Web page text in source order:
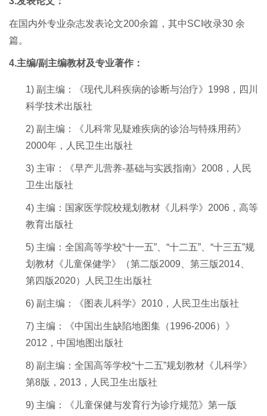
在国内外专业杂志发表论文200余篇，其中SCI收录30 余
篇。
4.主编/副主编教材及专业著作：
1) 副主编：《现代儿科疾病的诊断与治疗》1998 ，四川
科学技术出版社
2) 副主编：《儿科常见疑难疾病的诊治与特殊用药》
2000年，人民卫生出版社
3) 主审：《早产儿营养-基础与实践指南》2008 ，人民
卫生出版社
4) 主编： 国家医学院校规划教材《儿科学》 2006，高等
教育出版社
5) 主编：全国高等学校“十一五”、“十二五”、“十三五”规
划教材《儿童保健学》（第二版2009 、第三版2014
第四版2020）人民卫生出版社
6) 副主编：《图表儿科学》2010 ，人民卫生出版社
7) 主编：《中国出生缺陷地图集（1996-2006）》
2012 ，中国地图出版社
8) 副主编：全国高等学校“十二五”规划教材《儿科学》
第8版，2013 ，人民卫生出版社
9) 主编： 《儿童保健与发育行为诊疗规范》 第一版